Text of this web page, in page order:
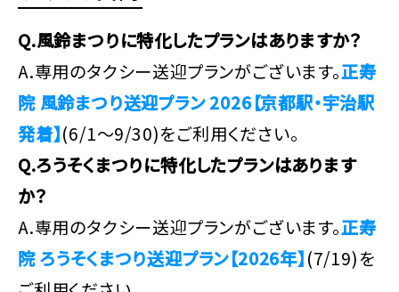
Q.風鈴まつりに特化したプランはありますか？
A.専用のタクシー送迎プランがございます。正寿
院 風鈴まつり送迎プラン 2026【京都駅・宇治駅
発着】(6/1～9/30)をご利用ください。
Q.ろうそくまつりに特化したプランはあります
か？
A.専用のタクシー送迎プランがございます。正寿
院 ろうそくまつり送迎プラン【2026年】(7/19)を